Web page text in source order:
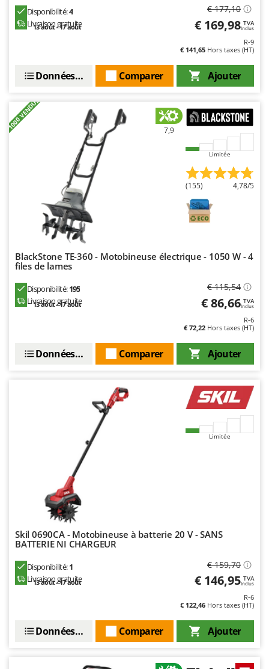
Pramac
Prismafood
Rato
Reber
Ripartrak
River Systems
Robomow
Rossofuoco
Rover Pompe
Ryobi
Santos
Skil
Smartwood
Smeg
Snapper
Solidur
Spice Electronics
Spring Protezione
Disponibilité:4
Livraison gratuite
13 août - 17 août
€ 177,10
€ 169,98 TVA
Inclus
R-9
€ 141,65 Hors taxes (HT)
Ajouter
Comparer
Données techniques
+1000 VENDUS 7,9
Limitée
(155) 4,78/5
BlackStone TE-360 - Motobineuse électrique - 1050 W - 4
files de lames
Disponibilité:195
Livraison gratuite
13 août - 17 août
€ 115,54
€ 86,66 TVA
Inclus
R-6
€ 72,22 Hors taxes (HT)
Ajouter
Comparer
Données techniques
Limitée
Skil 0690CA - Motobineuse à batterie 20 V - SANS
BATTERIE NI CHARGEUR
Disponibilité:1
Livraison gratuite
13 août - 17 août
€ 159,70
€ 146,95 TVA
Inclus
R-6
€ 122,46 Hors taxes (HT)
Ajouter
Comparer
Données techniques